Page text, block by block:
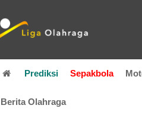
Prediksi Sepakbola
Berita Olahraga